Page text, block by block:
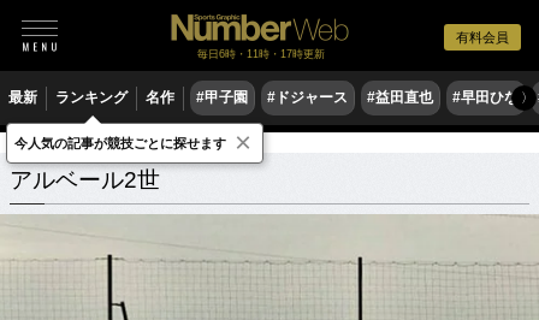
有料会員
毎日6時・11時・17時更新
最新 ランキング 名作 #甲子園 #ドジャース #益田直也 #早田ひな 〉
アルベール2世 関連記事
アルベール2世
今人気の記事が競技ごとに探せます ×